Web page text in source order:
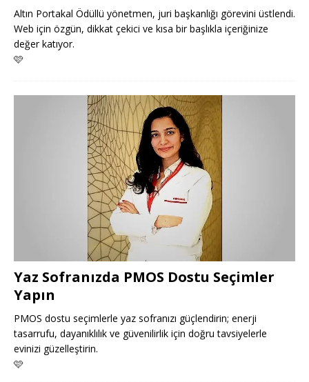
Altın Portakal Ödüllü yönetmen, juri başkanlığı görevini üstlendi.
Web için özgün, dikkat çekici ve kısa bir başlıkla içeriğinize
değer katıyor.
🩷
Yaz Sofranızda PMOS Dostu Seçimler
Yapın
PMOS dostu seçimlerle yaz sofranızı güçlendirin; enerji
tasarrufu, dayanıklılık ve güvenilirlik için doğru tavsiyelerle
evinizi güzelleştirin.
🩷